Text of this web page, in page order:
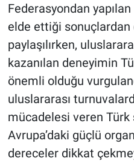
Federasyondan
elde ettiği sonuçlardan
paylaşılırken,
kazanılan deneyimin
önemli olduğu
uluslararası
mücadelesi veren Türk
Avrupa’daki güçlü
dereceler dikkat